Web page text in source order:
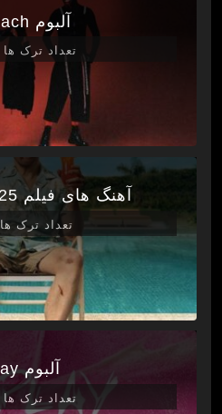
آلبوم Breach
تعداد ترک ها 13
آهنگ های فیلم Nobody 2025
تعداد ترک ها 7
آلبوم Play
تعداد ترک ها 13